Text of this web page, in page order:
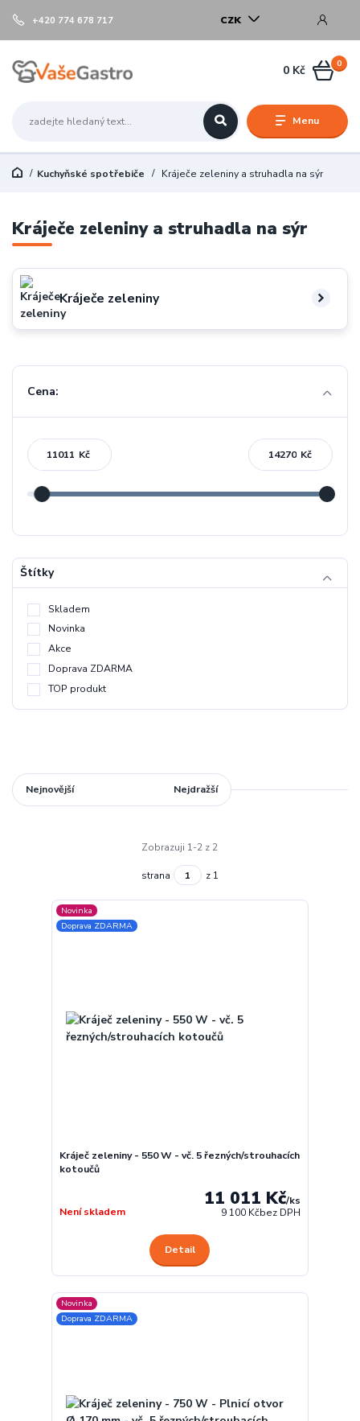
Menu
CZK
+420 774 678 717
0
0 Kč
Kuchyňské spotřebiče Kráječe zeleniny a struhadla na sýr
Kráječe zeleniny a struhadla na sýr
Kráječe zeleniny
Cena:
Kč Kč
Štítky
Skladem
Novinka
Akce
Doprava ZDARMA
TOP produkt
Nejnovější Nejdražší
Zobrazuji 1-2 z 2
strana z 1
Novinka
Doprava ZDARMA
Kráječ zeleniny - 550 W - vč. 5 řezných/strouhacích
kotoučů
11 011 Kč/ks
9 100 Kčbez DPH
Není skladem
Detail
Novinka
Doprava ZDARMA